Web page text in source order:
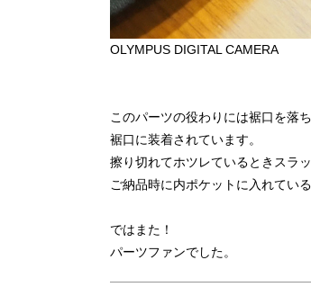
OLYMPUS DIGITAL CAMERA
このパーツの役わりには裾口を落
裾口に装着されています。
擦り切れてホツレているときスラ
ご納品時に内ポケットに入れてい
ではまた！
パーツファンでした。